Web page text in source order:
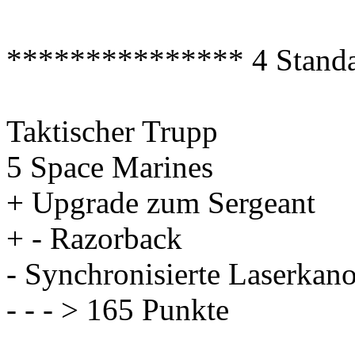
*************** 4
Taktischer Trupp
5 Space Marines
+ Upgrade zum Sergeant
+ - Razorback
- Synchronisierte
- - - > 165 Punkte